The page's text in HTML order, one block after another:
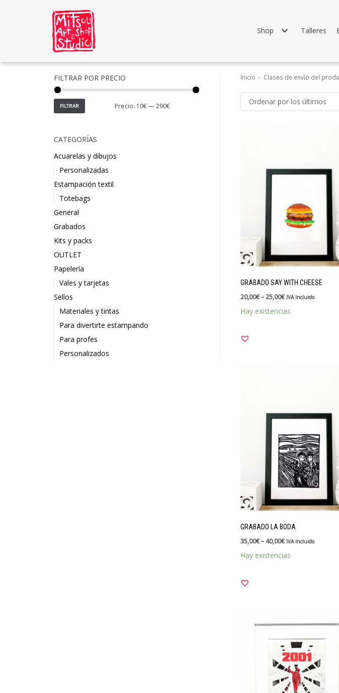
Shop Talleres
FILTRAR POR PRECIO
FILTRAR Precio: 10€—290€
CATEGORÍAS
Acuarelas y dibujos
Personalizadas
Estampación textil
Totebags
General
Grabados
Kits y packs
OUTLET
Papelería
Vales y tarjetas
Sellos
Materiales y tintas
Para divertirte estampando
Para profes
Personalizados
Inicio » Clases de envío del
GRABADO SAY WITH CHEESE
20,00€– 25,00€ IVA Incluido
Hay existencias
GRABADO LA BODA
35,00€– 40,00€ IVA Incluido
Hay existencias